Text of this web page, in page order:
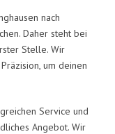
nach
Daher steht bei
Stelle. Wir
um deinen
Service und
Angebot. Wir